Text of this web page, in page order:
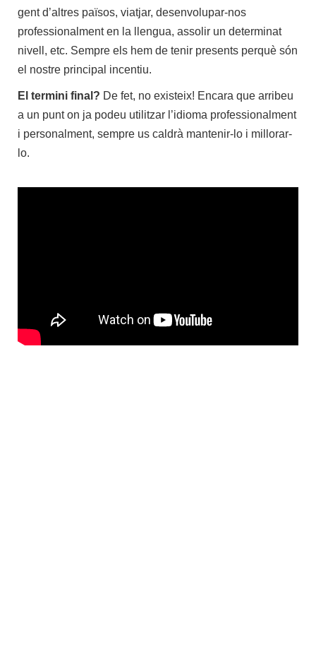
gent d’altres països, viatjar, desenvolupar-nos
professionalment en la llengua, assolir un determinat
nivell, etc. Sempre els hem de tenir presents perquè són
el nostre principal incentiu.
El termini final? De fet, no existeix! Encara que arribeu
a un punt on ja podeu utilitzar l’idioma professionalment
i personalment, sempre us caldrà mantenir-lo i millorar-
lo.